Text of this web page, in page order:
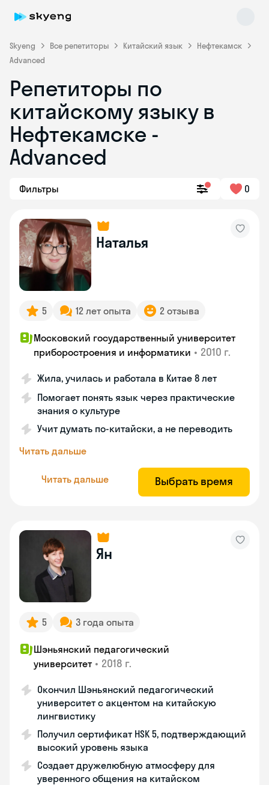
Skyeng Все репетиторы Китайский язык
Нефтекамск
Advanced
Репетиторы по
китайскому языку в
Нефтекамске -
Advanced
Фильтры 0
Наталья
5 12 лет опыта 2 отзыва
Московский государственный университет
приборостроения и информатики • 2010 г.
Жила, училась и работала в Китае 8 лет
Помогает понять язык через практические
знания о культуре
Учит думать по-китайски, а не переводить
Читать дальше
Читать дальше Выбрать время
Ян
5 3 года опыта
Шэньянский педагогический
университет • 2018 г.
Окончил Шэньянский педагогический
университет с акцентом на китайскую
лингвистику
Получил сертификат HSK 5, подтверждающий
высокий уровень языка
Создает дружелюбную атмосферу для
уверенного общения на китайском
Skyeng Chat
online